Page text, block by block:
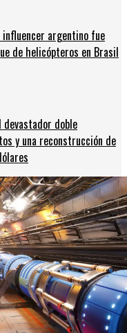
influencer argentino fue
de helicópteros en Brasil
devastador doble
y una reconstrucción de